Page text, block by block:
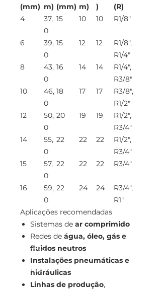
(mm) m) (mm) m)
)
(R)
4
37,
0
15 10 10 R1/8"
6
39,
0
15 12 12
R1/8",
R1/4"
8
43,
0
16 14 14
R1/4",
R3/8"
10
46,
0
18 17 17
R3/8",
R1/2"
12
50,
0
20 19 19
R1/2",
R3/4"
14
55,
0
22 22 22
R1/2",
R3/4"
15
57,
0
22 22 22 R3/4"
16
59,
0
22 24 24
R3/4",
R1"
Aplicações recomendadas
Sistemas de ar comprimido
Redes de água, óleo, gás e
fluidos neutros
Instalações pneumáticas e
hidráulicas
Linhas de produção,